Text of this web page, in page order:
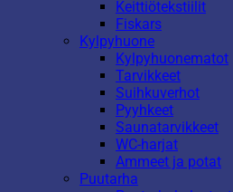
Keittiötekstiilit
Fiskars
Kylpyhuone
Kylpyhuonematot
Tarvikkeet
Suihkuverhot
Pyyhkeet
Saunatarvikkeet
WC-harjat
Ammeet ja potat
Puutarha